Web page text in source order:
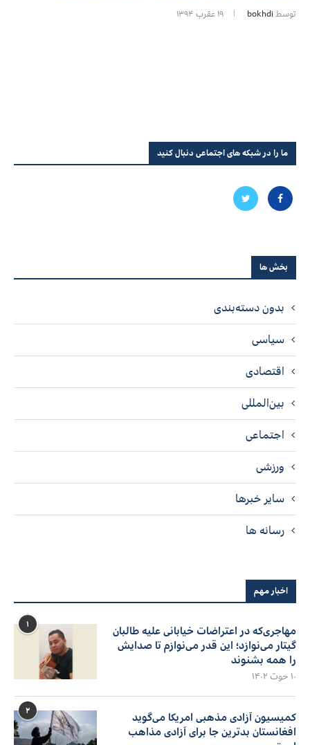
توسط bokhdi ۱۹ عقرب ۱۳۹۴
ما را در شبکه های اجتماعی دنبال کنید
بخش ها
بدون دسته‌بندی
سیاسی
اقتصادی
بین‌المللی
اجتماعی
ورزشی
سایر خبرها
رسانه ها
اخبار مهم
۱
مهاجری‌که در اعتراضات خیابانی علیه طالبان
گیتار می‌نوازد؛ این قدر می‌نوازم تا صدایش
را همه بشنوند
۱۰ حوت ۱۴۰۲
۲
کمیسیون آزادی مذهبی امریکا می‌گوید
افغانستان بدترین جا برای آزادی مذاهب